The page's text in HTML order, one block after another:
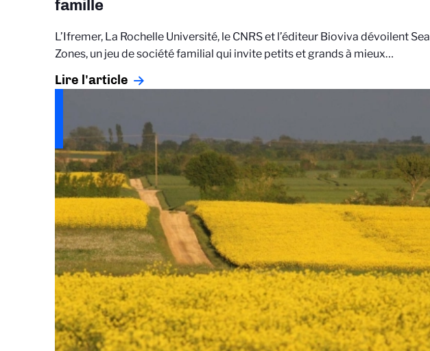
famille
L’Ifremer, La Rochelle Université, le CNRS et l’éditeur Bioviva dévoilent Sea
Zones, un jeu de société familial qui invite petits et grands à mieux…
Lire l'article